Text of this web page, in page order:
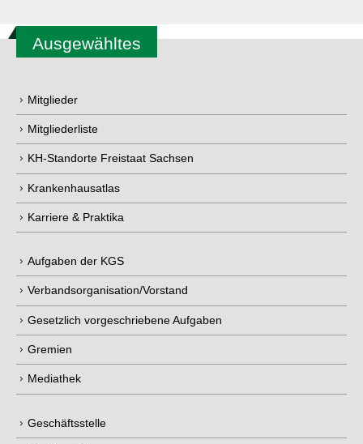
Ausgewähltes
Mitglieder
Mitgliederliste
KH-Standorte Freistaat Sachsen
Krankenhausatlas
Karriere & Praktika
Aufgaben der KGS
Verbandsorganisation/Vorstand
Gesetzlich vorgeschriebene Aufgaben
Gremien
Mediathek
Geschäftsstelle